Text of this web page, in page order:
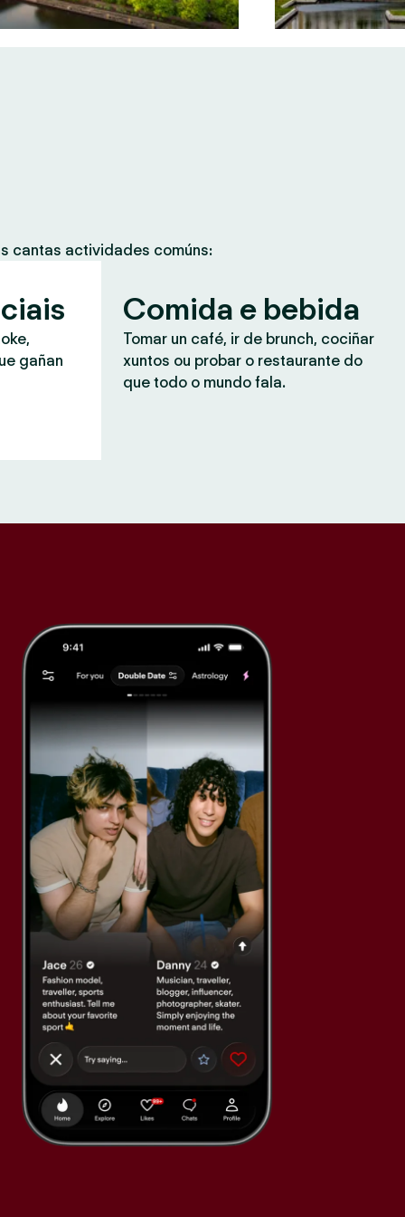
cantas actividades comúns:
gañan
Comida e bebida
Tomar un café, ir de brunch, cociñar
xuntos ou probar o restaurante do
que todo o mundo fala.